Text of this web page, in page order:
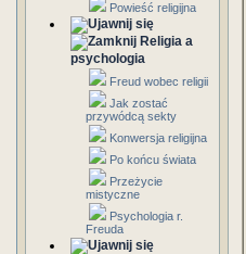
Powieść religijna
Religia a
psychologia
Freud wobec religii
Jak zostać
przywódcą sekty
Konwersja religijna
Po końcu świata
Przeżycie
mistyczne
Psychologia r.
Freuda